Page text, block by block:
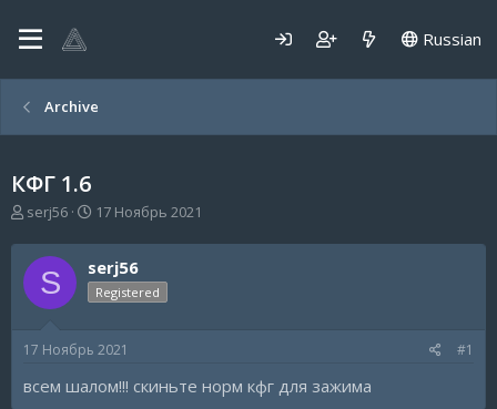
Russian
Archive
КФГ 1.6
А
т
о
р
т
м
serj56
Д
т
а
н
а
а
17 Ноябрь 2021
S serj56
Registered
17 Ноябрь 2021 #1
всем шалом!!! скиньте норм кфг для зажима